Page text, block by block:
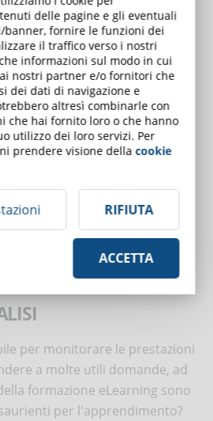
di cui ha bisogno. Questo vuol
formazione più efficaci e più
IN TUTTO IL
implementare e monitorare
senza limiti geografici.
non devono
nuovo LMS?
per monitorare le prestazioni
a molte utili domande, ad
formazione eLearning sono
per l'apprendimento?
delle pagine e gli eventuali
fornire le funzioni dei
il traffico verso i nostri
informazioni sul modo in cui
nostri partner e/o fornitori che
dei dati di navigazione e
altresì combinarle con
che hai fornito loro o che hanno
utilizzo dei loro servizi. Per
prendere visione dellacookie
RIFIUTA
ACCETTA